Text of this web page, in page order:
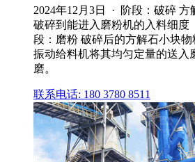
2024年12月3日 · 阶段：破碎
破碎到能进入磨粉机的入料细度
段：磨粉 破碎后的方解石小块
振动给料机将其均匀定量的送入
磨。
联系电话: 180 3780 8511